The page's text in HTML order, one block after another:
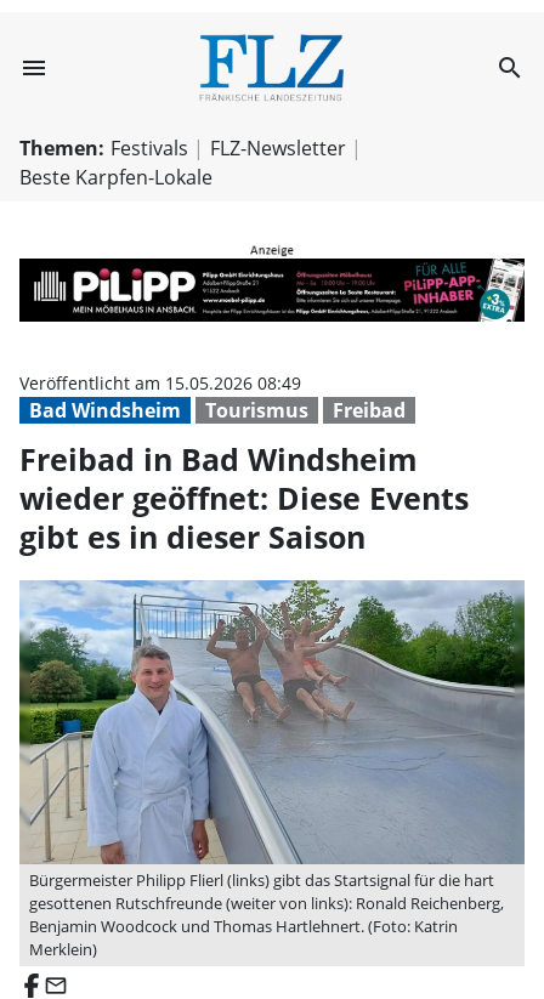
menu Freibad in Badsearch
Themen: Festivals
FLZ-Newsletter
Beste Karpfen-Lokale
Bad Windsheim Tourismus Freibad
Veröffentlicht am 15.05.2026 08:49
Freibad in Bad Windsheim
wieder geöffnet: Diese Events
gibt es in dieser Saison
Bürgermeister Philipp Flierl (links) gibt das Startsignal für die hart
gesottenen Rutschfreunde (weiter von links): Ronald Reichenberg,
Benjamin Woodcock und Thomas Hartlehnert. (Foto: Katrin
Merklein)
email